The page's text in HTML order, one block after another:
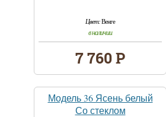
Цвет:Венге
в наличии
7 760 Р
Модель 36 Ясень белый
Со стеклом